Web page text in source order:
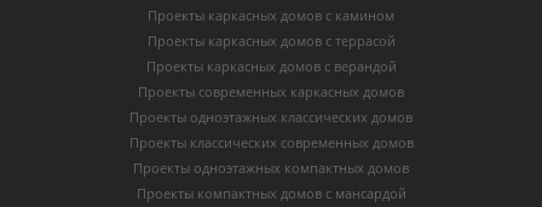
Проекты каркасных домов с камином
Проекты каркасных домов с террасой
Проекты каркасных домов с верандой
Проекты современных каркасных домов
Проекты одноэтажных классических домов
Проекты классических современных домов
Проекты одноэтажных компактных домов
Проекты компактных домов с мансардой